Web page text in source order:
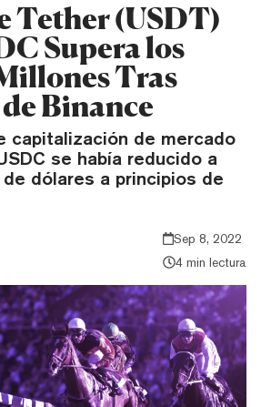
Tether (USDT)
Supera los
Tras
Binance
capitalización de mercado
se había reducido a
de dólares a principios de
Sep 8, 2022
4 min lectura